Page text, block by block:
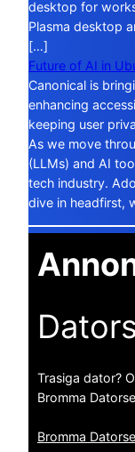
desktop for
Plasma desktop
[…]
Future of AI in
Canonical is
enhancing
keeping user
As we move
(LLMs) and AI
tech industry.
dive in headfirst,
Trasiga dator?
Bromma
Bromma